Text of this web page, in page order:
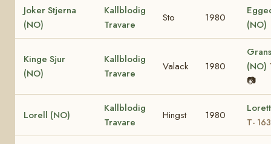
Joker Stjerna
(NO)
Kallblodig
Travare
Sto 1980
(NO)
Kinge Sjur
(NO)
Kallblodig
Travare
Valack 1980
(NO)
📷
Lorell (NO)
Kallblodig
Travare
Hingst 1980
T-